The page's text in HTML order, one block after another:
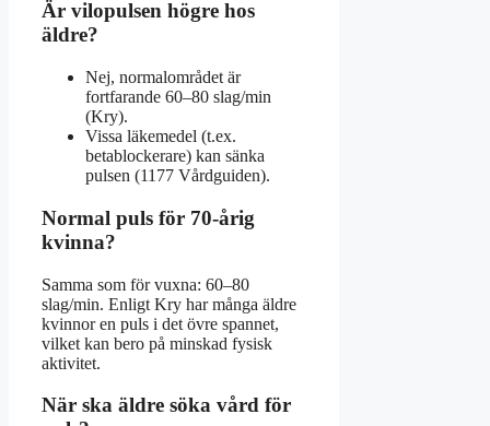
Är vilopulsen högre hos
äldre?
Nej, normalområdet är
fortfarande 60–80 slag/min
(Kry).
Vissa läkemedel (t.ex.
betablockerare) kan sänka
pulsen (1177 Vårdguiden).
Normal puls för 70-årig
kvinna?
Samma som för vuxna: 60–80
slag/min. Enligt Kry har många äldre
kvinnor en puls i det övre spannet,
vilket kan bero på minskad fysisk
aktivitet.
När ska äldre söka vård för